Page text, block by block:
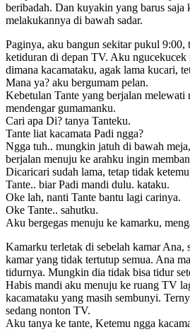
beribadah. Dan kuyakin yang barus saja
melakukannya di bawah sadar.
Paginya, aku bangun sekitar pukul 9:00,
ketiduran di depan TV. Aku ngucekucek
dimana kacamataku, agak lama kucari,
Mana ya? aku bergumam pelan.
Kebetulan Tante yang berjalan
mendengar gumamanku.
Cari apa Di? tanya Tanteku.
Tante liat kacamata Padi ngga?
Ngga tuh.. mungkin jatuh di bawah
berjalan menuju ke arahku ingin
Dicaricari sudah lama, tetap tidak
Tante.. biar Padi mandi dulu. kataku.
Oke lah, nanti Tante bantu lagi carinya.
Oke Tante.. sahutku.
Aku bergegas menuju ke kamarku,
Kamarku terletak di sebelah kamar Ana,
kamar yang tidak tertutup semua. Ana
tidurnya. Mungkin dia tidak bisa tidur
Habis mandi aku menuju ke ruang TV
kacamataku yang masih sembunyi.
sedang nonton TV.
Aku tanya ke tante, Ketemu ngga